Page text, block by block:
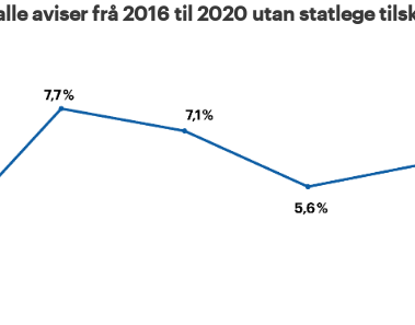
aviser frå 2016 til 2020 utan statlege